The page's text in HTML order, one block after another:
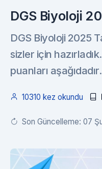
DGS Biyoloji
DGS Biyoloji 2025
sizler için
puanları aşağıdadır.
10310 kez okundu
Son Güncelleme: 07